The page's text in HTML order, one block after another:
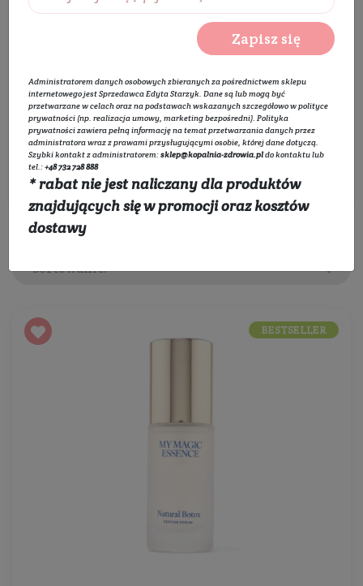
Wybierz producentów:
Wybierz kategorie:
Rozwiń listę
Sortowanie:
BESTSELLER
Zapisz się
Administratorem danych osobowych zbieranych za pośrednictwem sklepu
internetowego jest Sprzedawca Edyta Starzyk. Dane są lub mogą być
przetwarzane w celach oraz na podstawach wskazanych szczegółowo wpolityce
prywatności (np. realizacja umowy, marketing bezpośredni). Polityka
prywatnościzawiera pełną informację na temat przetwarzania danych przez
administratora wraz z prawami przysługującymi osobie, której dane dotyczą.
Szybki kontakt z administratorem:sklep@kopalnia-zdrowia.pldo kontaktu lub
tel.:+48 732 728 888
* rabat nie jest naliczany dla produktów
znajdujących się w promocji oraz kosztów
dostawy